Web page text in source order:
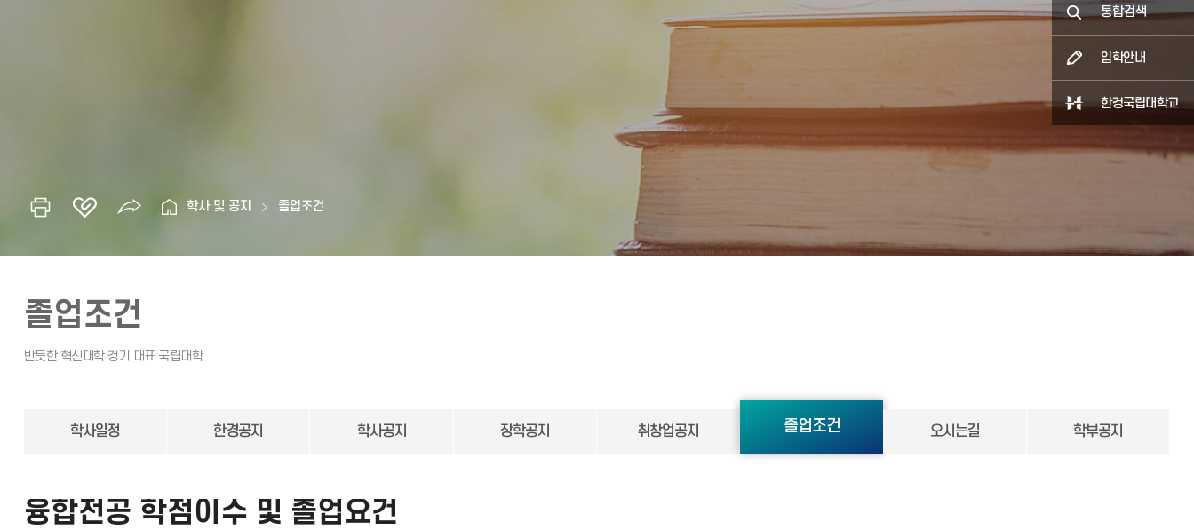
통합검색
입학안내
한경국립대학교
학사 및 공지 졸업조건
졸업조건
학사일정 한경공지 학사공지 장학공지 취창업공지 졸업조건 오시는길 학부공지
융합전공 학점이수 및 졸업요건